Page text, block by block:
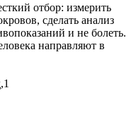
отбор: измерить
сделать анализ
и не болеть.
направляют в